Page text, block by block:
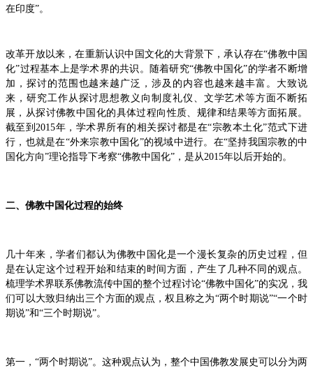
在印度”。
改革开放以来，在重新认识中国文化的大背景下，承认存在“佛教中国
化”过程基本上是学术界的共识。随着研究“佛教中国化”的学者不断增
加，探讨的范围也越来越广泛，涉及的内容也越来越丰富。大致说
来，研究工作从探讨思想教义向制度礼仪、文学艺术等方面不断拓
展，从探讨佛教中国化的具体过程向性质、规律和结果等方面拓展。
截至到2015年，学术界所有的相关探讨都是在“宗教本土化”范式下进
行，也就是在“外来宗教中国化”的视域中进行。在“坚持我国宗教的中
国化方向”理论指导下考察“佛教中国化”，是从2015年以后开始的。
二、佛教中国化过程的始终
几十年来，学者们都认为佛教中国化是一个漫长复杂的历史过程，但
是在认定这个过程开始和结束的时间方面，产生了几种不同的观点。
梳理学术界联系佛教流传中国的整个过程讨论“佛教中国化”的实况，我
们可以大致归纳出三个方面的观点，权且称之为“两个时期说”“一个时
期说”和“三个时期说”。
第一，“两个时期说”。这种观点认为，整个中国佛教发展史可以分为两